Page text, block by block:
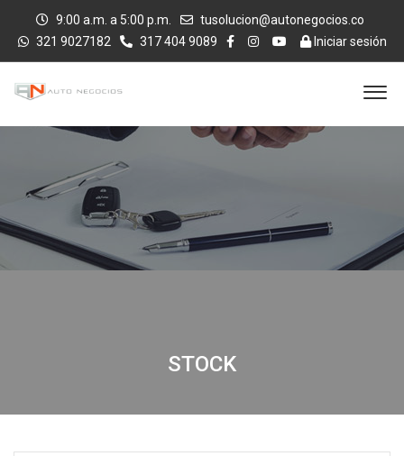
9:00 a.m. a 5:00 p.m.
tusolucion@autonegocios.co
321 9027182
317 404 9089 Iniciar sesión
STOCK